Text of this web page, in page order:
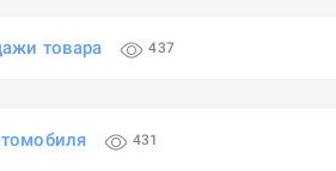
товара 437
431